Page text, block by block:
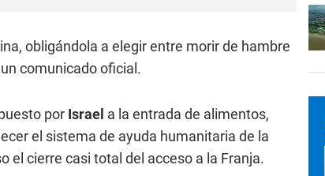
obligándola a elegir entre morir de hambre
comunicado oficial.
por Israel a la entrada de alimentos,
el sistema de ayuda humanitaria de la
el cierre casi total del acceso a la Franja.